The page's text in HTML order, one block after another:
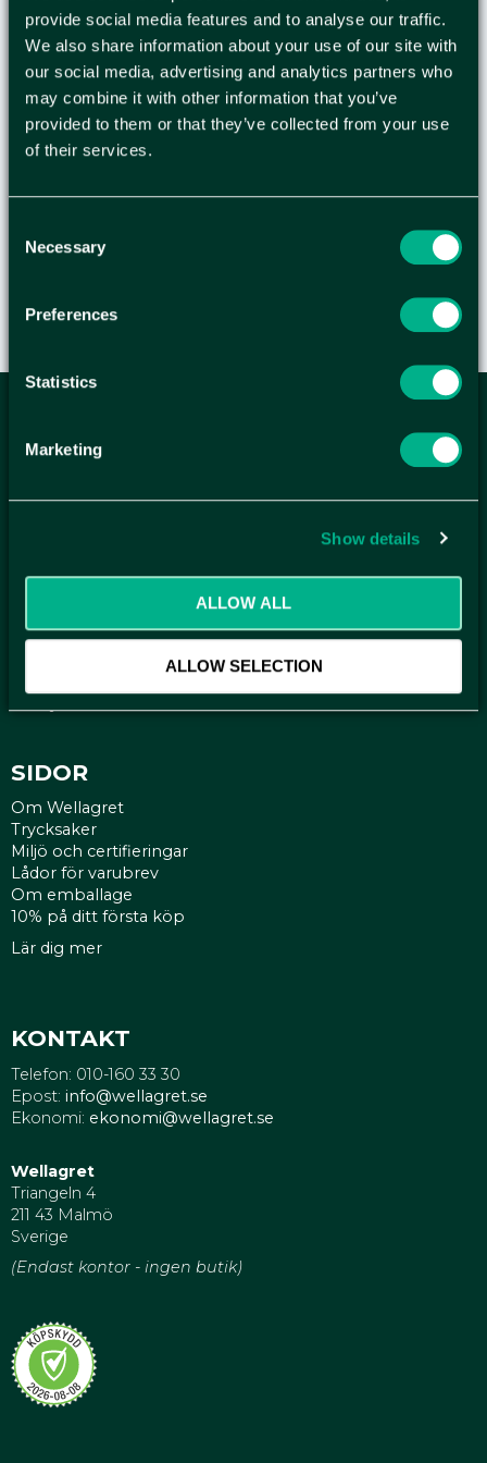
provide social media features and to analyse our traffic.
We also share information about your use of our site with
our social media, advertising and analytics partners who
may combine it with other information that you’ve
provided to them or that they’ve collected from your use
of their services.
Selection
Necessary
Preferences
Statistics
Marketing
Show details
ALLOW ALL
ALLOW SELECTION
tillverkade av 2 mm brun/brun återvunnet
papper - en bra och miljövänlig
lösning.Produktfördelar: Skyddar mot smuts och
damm. Skyddar produkten mot böjningar.
Slitstark och lätt. Avrivningsremsa för enkel
öppning. Miljövänlig lösning. Användning: Till
kataloger, bilder, böcker mm
ANMÄL DIG HÄR TILL WELLAGRETS
NYHETSBREV
Få relevanta erbjudande och kampanjer, en möjlighet att
KUNDTJÄNST
Mina sidor
SIDOR
Om Wellagret
Trycksaker
Miljö och certifieringar
Lådor för varubrev
Om emballage
10% på ditt första köp
Lär dig mer
KONTAKT
Telefon: 010-160 33 30
Epost: info@wellagret.se
Ekonomi: ekonomi@wellagret.se
Wellagret
Triangeln 4
211 43 Malmö
Sverige
(Endast kontor - ingen butik)